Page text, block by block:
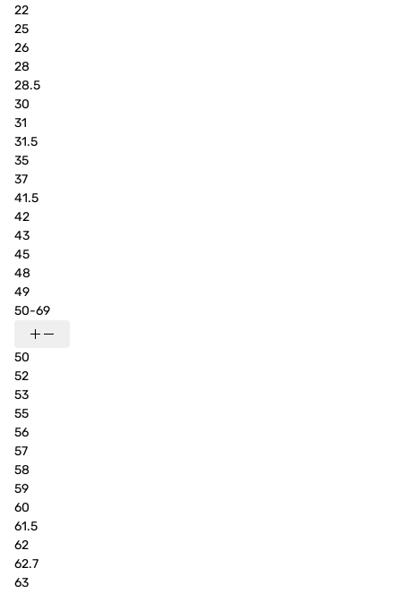
22
25
26
28
28.5
30
31
31.5
35
37
41.5
42
43
45
48
49
50-69
50
52
53
55
56
57
58
59
60
61.5
62
62.7
63